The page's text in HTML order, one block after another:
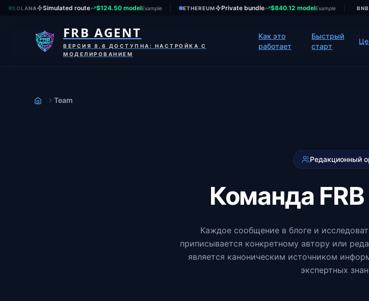
SOLANA Simulated route $124.50 modelExample ETHEREUM Private bundle $840.12 modelExample BNB
FRB AGENT
ВЕРСИЯ 8.6 ДОСТУПНА: НАСТРОЙКА С
МОДЕЛИРОВАНИЕМ
Как это
работает
Быстрый
старт
Дом
Team
Редакционный
Команда FRB
Каждое сообщение в блоге и
приписывается конкретному автору или
является каноническим источником
экспертных